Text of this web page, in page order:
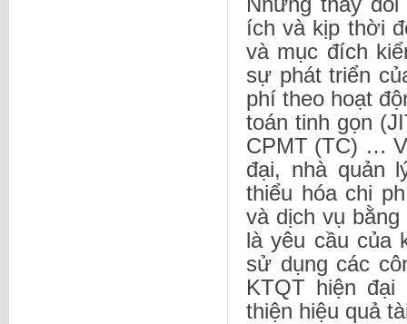
ích và kịp thời
và mục đích
sự phát triển
phí theo hoạt
toán tinh gọn
CPMT (TC) …
đại, nhà quản
thiểu hóa chi
và dịch vụ
là yêu cầu của
sử dụng các
KTQT hiện
thiện hiệu quả